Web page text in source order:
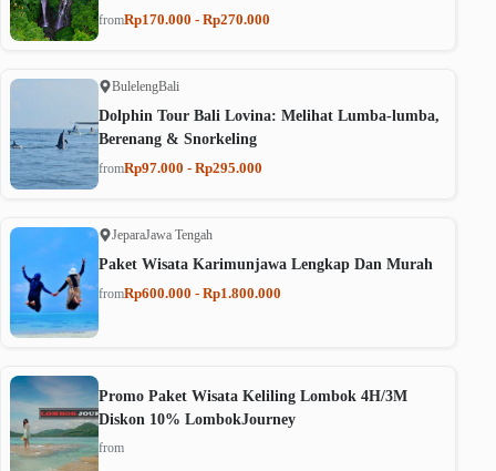
fromRp170.000 - Rp270.000
BulelengBali
Dolphin Tour Bali Lovina: Melihat Lumba-lumba,
Berenang & Snorkeling
fromRp97.000 - Rp295.000
JeparaJawa Tengah
Paket Wisata Karimunjawa Lengkap Dan Murah
fromRp600.000 - Rp1.800.000
Promo Paket Wisata Keliling Lombok 4H/3M
Diskon 10% LombokJourney
from